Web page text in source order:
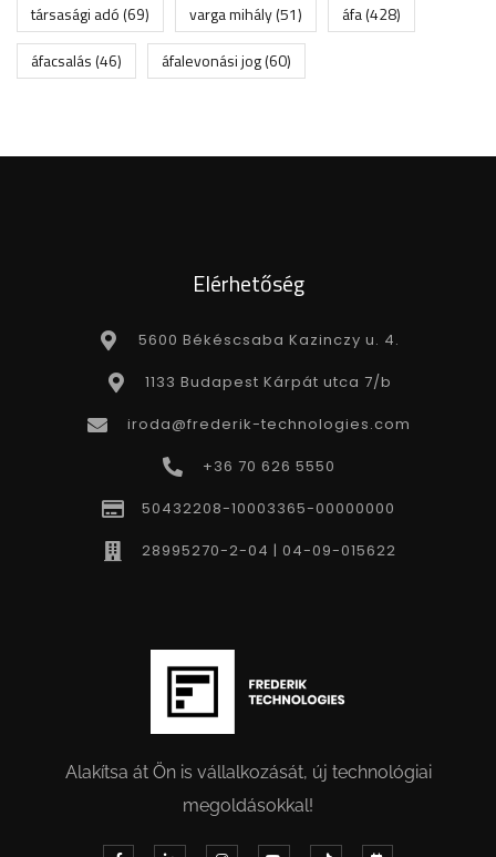
társasági adó(69) varga mihály(51) áfa(428)
áfacsalás(46) áfalevonási jog(60)
Elérhetőség
5600 Békéscsaba Kazinczy u. 4.
1133 Budapest Kárpát utca 7/b
iroda@frederik-technologies.com
+36 70 626 5550
50432208-10003365-00000000
28995270-2-04 | 04-09-015622
Alakítsa át Ön is vállalkozását, új technológiai
megoldásokkal!